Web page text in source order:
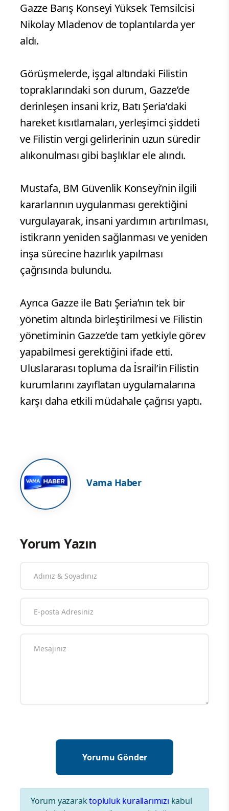
Gazze Barış Konseyi Yüksek Temsilcisi
Nikolay Mladenov de toplantılarda yer
aldı.
Görüşmelerde, işgal altındaki Filistin
topraklarındaki son durum, Gazze’de
derinleşen insani kriz, Batı Şeria’daki
hareket kısıtlamaları, yerleşimci şiddeti
ve Filistin vergi gelirlerinin uzun süredir
alıkonulması gibi başlıklar ele alındı.
Mustafa, BM Güvenlik Konseyi’nin ilgili
kararlarının uygulanması gerektiğini
vurgulayarak, insani yardımın artırılması,
istikrarın yeniden sağlanması ve yeniden
inşa sürecine hazırlık yapılması
çağrısında bulundu.
Ayrıca Gazze ile Batı Şeria’nın tek bir
yönetim altında birleştirilmesi ve Filistin
yönetiminin Gazze’de tam yetkiyle görev
yapabilmesi gerektiğini ifade etti.
Uluslararası topluma da İsrail’in Filistin
kurumlarını zayıflatan uygulamalarına
karşı daha etkili müdahale çağrısı yaptı.
Vama Haber
Yorum Yazın
Yorum yazaraktopluluk kurallarımızı kabul